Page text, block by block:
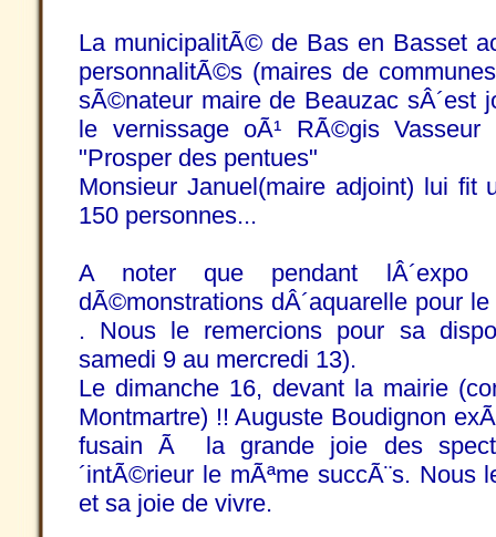
La municipalitÃ© de Bas en Basset
personnalitÃ©s (maires de
sÃ©nateur maire de Beauzac sÂ´est
le vernissage oÃ¹ RÃ©gis
"Prosper des pentues"
Monsieur Januel(maire adjoint) lui
150 personnes...
A noter que pendant lÂ´expo
dÃ©monstrations dÂ´aquarelle pour
. Nous le remercions pour sa
samedi 9 au mercredi 13).
Le dimanche 16, devant la mairie
Montmartre) !! Auguste Boudignon
fusain Ã la grande joie des
´intÃ©rieur le mÃªme succÃ¨s. Nous
et sa joie de vivre.